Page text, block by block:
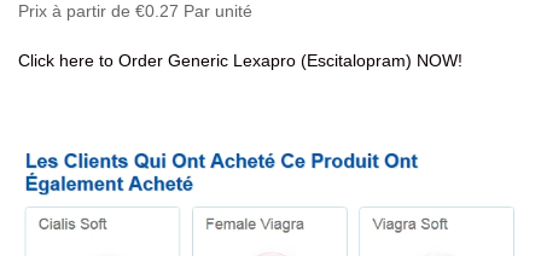
Prix à partir de €0.27 Par unité
Click here to Order Generic Lexapro (Escitalopram) NOW!